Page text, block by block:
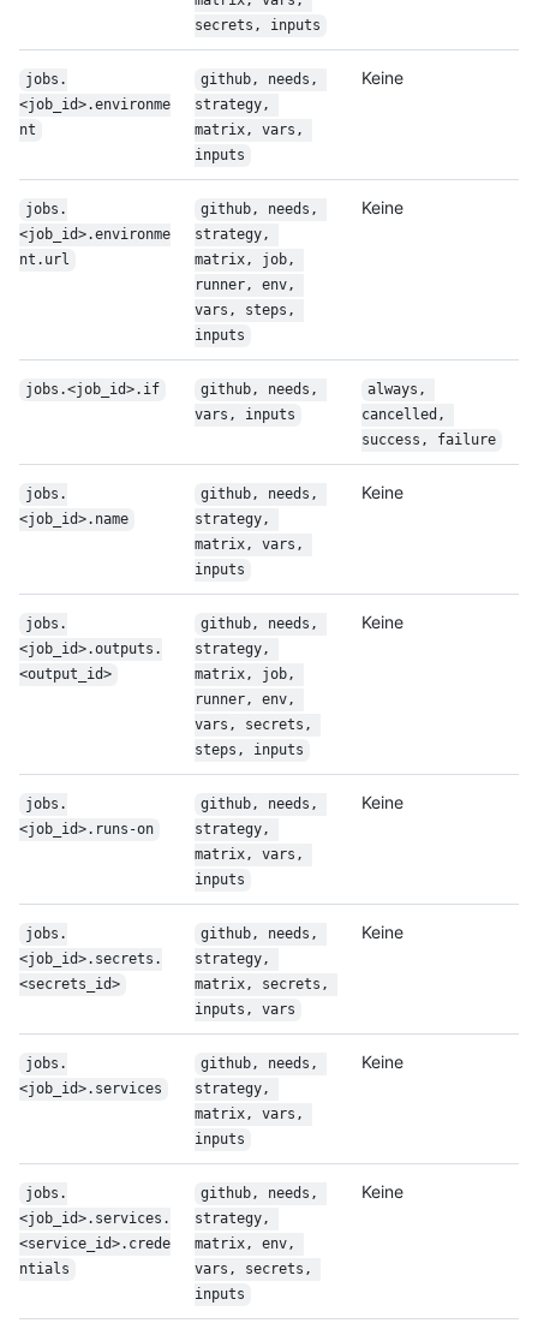
secrets, inputs
jobs.
<job_id>.environme
nt
github, needs,
strategy,
matrix, vars,
inputs
Keine
jobs.
<job_id>.environme
nt.url
github, needs,
strategy,
matrix, job,
runner, env,
vars, steps,
inputs
Keine
jobs.<job_id>.if
github, needs,
vars, inputs
always,
cancelled,
success, failure
jobs.
<job_id>.name
github, needs,
strategy,
matrix, vars,
inputs
Keine
jobs.
<job_id>.outputs.
<output_id>
github, needs,
strategy,
matrix, job,
runner, env,
vars, secrets,
steps, inputs
Keine
jobs.
<job_id>.runs-on
github, needs,
strategy,
matrix, vars,
inputs
Keine
jobs.
<job_id>.secrets.
<secrets_id>
github, needs,
strategy,
matrix, secrets,
inputs, vars
Keine
jobs.
<job_id>.services
github, needs,
strategy,
matrix, vars,
inputs
Keine
jobs.
<job_id>.services.
<service_id>.crede
ntials
github, needs,
strategy,
matrix, env,
vars, secrets,
inputs
Keine